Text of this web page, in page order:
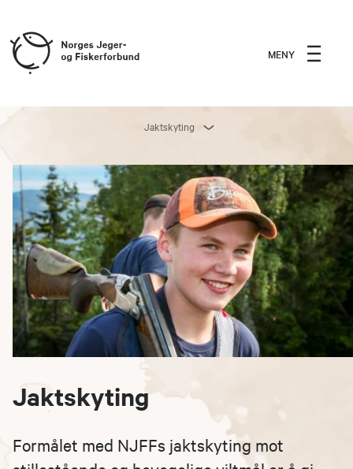
MENY
Jaktskyting
Jaktskyting
Formålet med NJFFs jaktskyting mot